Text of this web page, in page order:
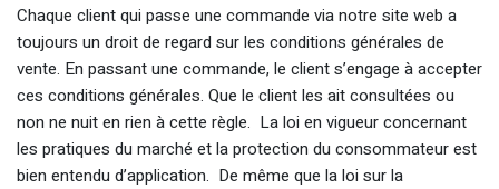
Chaque client qui passe une commande via notre site web a
toujours un droit de regard sur les conditions générales de
vente. En passant une commande, le client s’engage à accepter
ces conditions générales. Que le client les ait consultées ou
non ne nuit en rien à cette règle. La loi en vigueur concernant
les pratiques du marché et la protection du consommateur est
bien entendu d’application. De même que la loi sur la